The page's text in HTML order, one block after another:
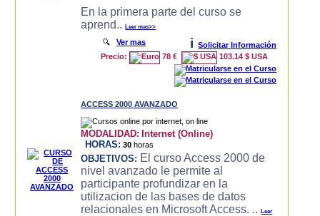
En la primera parte del curso se
aprend..Leer mas>>
🔍Ver mas i
Solicitar Información
Precio:
78 € 103.14 $ USA
ACCESS 2000 AVANZADO
MODALIDAD: Internet (Online)
HORAS: 30 horas
OBJETIVOS: El curso Access 2000 de
nivel avanzado le permite al
participante profundizar en la
utilizacion de las bases de datos
relacionales en Microsoft Access. ..Leer